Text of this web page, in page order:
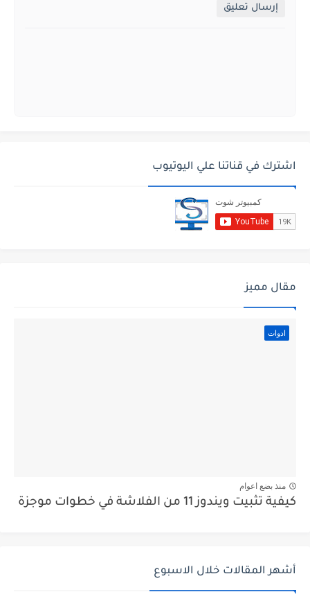
إرسال تعليق
اشترك في قناتنا علي اليوتيوب
مقال مميز
ادوات
منذ بضع اعوام
كيفية تثبيت ويندوز 11 من الفلاشة في خطوات موجزة
أشهر المقالات خلال الاسبوع